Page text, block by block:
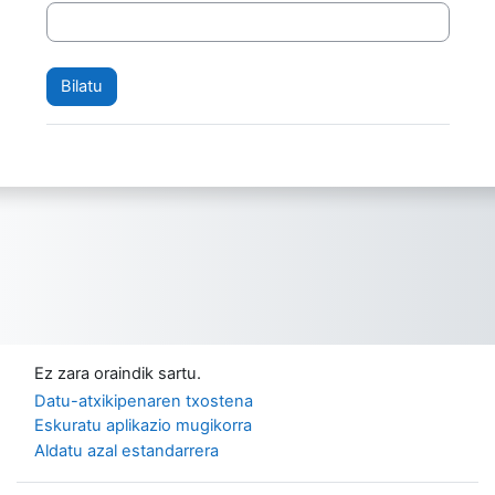
Ez zara oraindik sartu.
Datu-atxikipenaren txostena
Eskuratu aplikazio mugikorra
Aldatu azal estandarrera